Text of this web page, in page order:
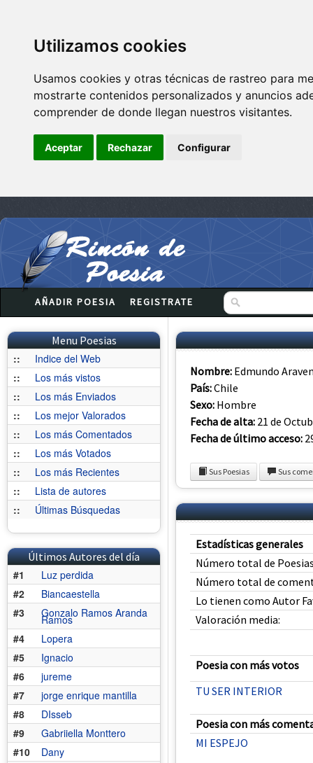
Utilizamos cookies
Usamos cookies y otras técnicas de rastreo para
mostrarte contenidos personalizados y anuncios
comprender de donde llegan nuestros visitantes.
Aceptar Rechazar Configurar
AÑADIR POESIA REGISTRATE
Menu Poesias
::
Indice del Web
::
Los más vistos
::
Los más Enviados
::
Los mejor Valorados
::
Los más Comentados
::
Los más Votados
::
Los más Recientes
::
Lista de autores
::
Últimas Búsquedas
Últimos Autores del día
#1
Luz perdida
#2
Biancaestella
#3
Gonzalo Ramos Aranda
Ramos
#4
Lopera
#5
Ignacio
#6
jureme
#7
jorge enrique mantilla
#8
DIsseb
#9
Gabriiella Monttero
#10
Dany
Nombre: Edmundo
País:Chile
Sexo: Hombre
Fecha de alta: 21 de
Fecha de último acceso:
Sus Poesias Sus
Estadísticas generales
Número total de
Número total de
Lo tienen como Autor
Valoración media:
Poesia con más votos
TU SER INTERIOR
Poesia con más
MI ESPEJO